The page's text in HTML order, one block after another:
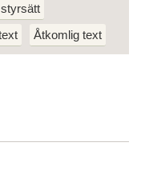
Åtkomlig text